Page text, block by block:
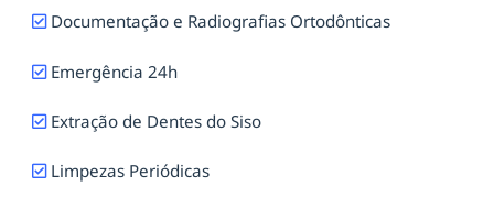
Documentação e Radiografias Ortodônticas
Emergência 24h
Extração de Dentes do Siso
Limpezas Periódicas